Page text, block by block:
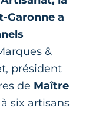
Garonne a
&
président
de Maître
à six artisans